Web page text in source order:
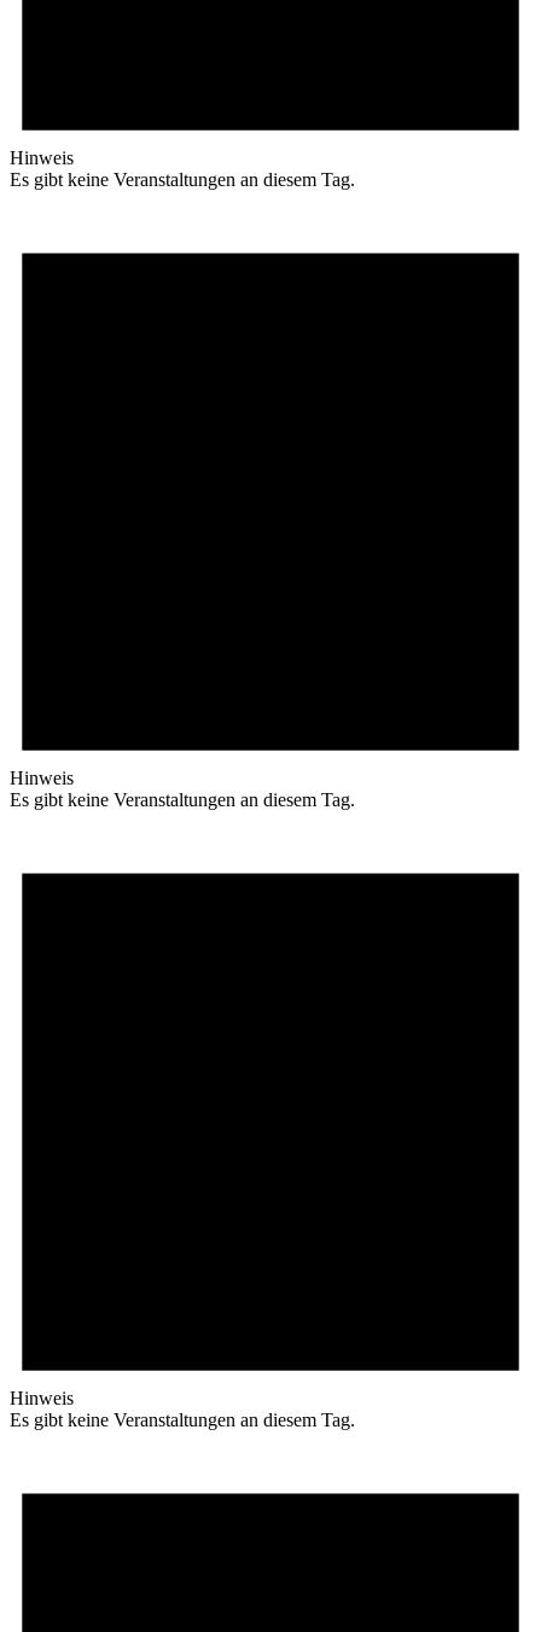
Hinweis
Es gibt keine Veranstaltungen an diesem Tag.
Hinweis
Es gibt keine Veranstaltungen an diesem Tag.
Hinweis
Es gibt keine Veranstaltungen an diesem Tag.